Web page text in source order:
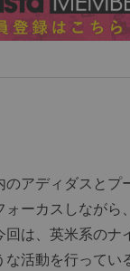
のアディダスとプ
ーカスしながら
回は、英米系のナ
な活動を行ってい